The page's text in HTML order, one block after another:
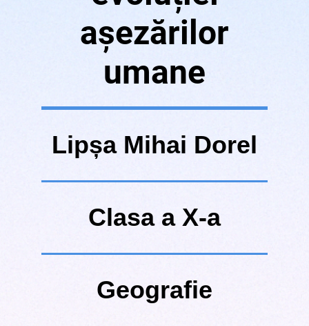
așezărilor
umane
Lipșa Mihai Dorel
Clasa a X-a
Geografie